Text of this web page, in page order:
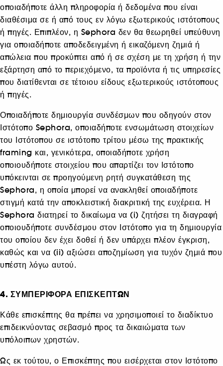
οποιαδήποτε άλλη πληροφορία ή δεδομένα που είναι
διαθέσιμα σε ή από τους εν λόγω εξωτερικούς ιστότοπους
ή πηγές. Επιπλέον, η Sephora δεν θα θεωρηθεί υπεύθυνη
για οποιαδήποτε αποδεδειγμένη ή εικαζόμενη ζημιά ή
απώλεια που προκύπτει από ή σε σχέση με τη χρήση ή την
εξάρτηση από το περιεχόμενο, τα προϊόντα ή τις υπηρεσίες
που διατίθενται σε τέτοιου είδους εξωτερικούς ιστότοπους
ή πηγές.
Οποιαδήποτε δημιουργία συνδέσμων που οδηγούν στον
Ιστότοπο Sephora, οποιαδήποτε ενσωμάτωση στοιχείων
του Ιστότοπου σε ιστότοπο τρίτου μέσω της πρακτικής
framing και, γενικότερα, οποιαδήποτε χρήση
οποιουδήποτε στοιχείου που απαρτίζει τον Ιστότοπο
υπόκεινται σε προηγούμενη ρητή συγκατάθεση της
Sephora, η οποία μπορεί να ανακληθεί οποιαδήποτε
στιγμή κατά την αποκλειστική διακριτική της ευχέρεια. Η
Sephora διατηρεί το δικαίωμα να (i) ζητήσει τη διαγραφή
οποιουδήποτε συνδέσμου στον Ιστότοπο για τη δημιουργία
του οποίου δεν έχει δοθεί ή δεν υπάρχει πλέον έγκριση,
καθώς και να (ii) αξιώσει αποζημίωση για τυχόν ζημιά που
υπέστη λόγω αυτού.
4. ΣΥΜΠΕΡΙΦΟΡΑ ΕΠΙΣΚΕΠΤΩΝ
Κάθε επισκέπτης θα πρέπει να χρησιμοποιεί το διαδίκτυο
επιδεικνύοντας σεβασμό προς τα δικαιώματα των
υπόλοιπων χρηστών.
Ως εκ τούτου, ο Επισκέπτης που εισέρχεται στον Ιστότοπο